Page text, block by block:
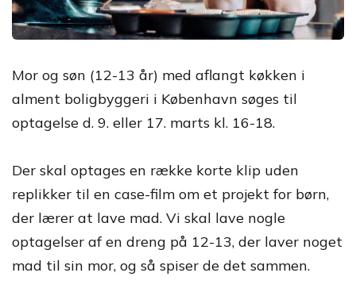
Mor og søn (12-13 år) med aflangt køkken i
alment boligbyggeri i København søges til
optagelse d. 9. eller 17. marts kl. 16-18.
Der skal optages en række korte klip uden
replikker til en case-film om et projekt for børn,
der lærer at lave mad. Vi skal lave nogle
optagelser af en dreng på 12-13, der laver noget
mad til sin mor, og så spiser de det sammen.